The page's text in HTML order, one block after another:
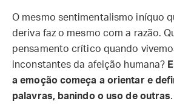
O mesmo sentimentalismo iníquo
deriva faz o mesmo com a razão.
pensamento crítico quando
inconstantes da afeição humana?
a emoção começa a orientar e
palavras, banindo o uso de outras.